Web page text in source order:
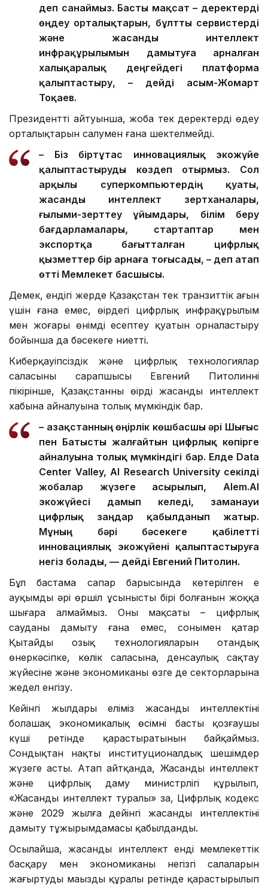
деп санаймыз. Басты мақсат – деректерді
өңдеу орталықтарын, бұлтты сервистерді
және жасанды интеллект
инфрақұрылымын дамытуға арналған
халықаралық деңгейдегі платформа
қалыптастыру, – дейді Қасым-Жомарт
Тоқаев.
Президенттің айтуынша, жоба тек деректерді өңдеу
орталықтарын салумен ғана шектелмейді.
– Біз біртұтас инновациялық экожүйе
қалыптастыруды көздеп отырмыз. Сол
арқылы суперкомпьютердің қуаты,
жасанды интеллект зертханалары,
ғылыми-зерттеу ұйымдары, білім беру
бағдарламалары, стартаптар мен
экспортқа бағытталған цифрлық
қызметтер бір арнаға тоғысады, – деп атап
өтті Мемлекет басшысы.
Демек, ендігі жерде Қазақстан тек транзиттік ағын
үшін ғана емес, өңірдегі цифрлық инфрақұрылым
мен жоғары өнімді есептеу қуатын орналастыру
бойынша да бәсекеге ниетті.
Киберқауіпсіздік және цифрлық технологиялар
саласының сарапшысы Евгений Питолиннің
пікірінше, Қазақстанның өңірдің жасанды интеллект
хабына айналуына толық мүмкіндік бар.
– Қазақстанның өңірлік көшбасшы әрі Шығыс
пен Батысты жалғайтын цифрлық көпірге
айналуына толық мүмкіндігі бар. Елде Data
Center Valley, AI Research University секілді
жобалар жүзеге асырылып, Alem.AI
экожүйесі дамып келеді, заманауи
цифрлық заңдар қабылданып жатыр.
Мұның бәрі бәсекеге қабілетті
инновациялық экожүйені қалыптастыруға
негіз болады, — дейді Евгений Питолин.
Бұл бастама сапар барысында көтерілген ең
ауқымды әрі өршіл ұсыныстың бірі болғанын жоққа
шығара алмаймыз. Оның мақсаты – цифрлық
сауданы дамыту ғана емес, сонымен қатар
Қытайдың озық технологияларын отандық
өнеркәсіпке, көлік саласына, денсаулық сақтау
жүйесіне және экономиканың өзге де секторларына
жедел енгізу.
Кейінгі жылдары еліміз жасанды интеллектіні
болашақ экономикалық өсімнің басты қозғаушы
күші ретінде қарастыратынын байқаймыз.
Сондықтан нақты институционалдық шешімдер
жүзеге асты. Атап айтқанда, Жасанды интеллект
және цифрлық даму министрлігі құрылып,
«Жасанды интеллект туралы» заң, Цифрлық кодекс
және 2029 жылға дейінгі жасанды интеллектіні
дамыту тұжырымдамасы қабылданды.
Осылайша, жасанды интеллект енді мемлекеттік
басқару мен экономиканың негізгі салаларын
жаңғыртудың маңызды құралы ретінде қарастырылып